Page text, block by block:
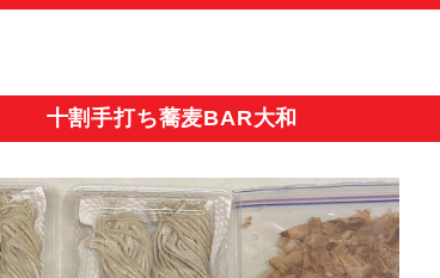
十割手打ち蕎麦BAR大和